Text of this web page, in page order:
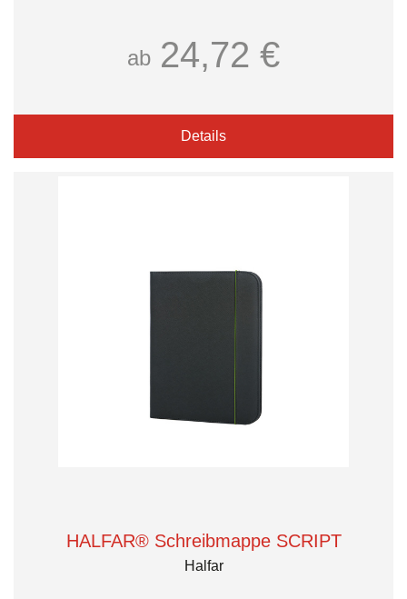
ab 24,72 €
Details
HALFAR® Schreibmappe SCRIPT
Halfar